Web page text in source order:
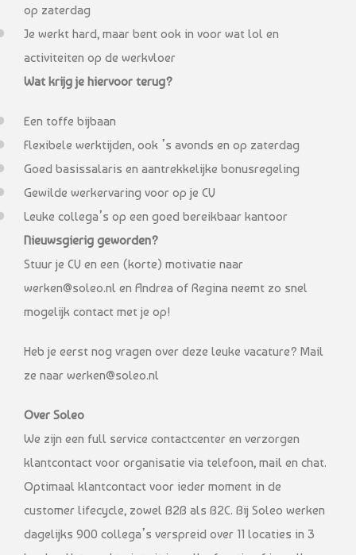
op zaterdag
Je werkt hard, maar bent ook in voor wat lol en
activiteiten op de werkvloer
Wat krijg je hiervoor terug?
Een toffe bijbaan
Flexibele werktijden, ook ’s avonds en op zaterdag
Goed basissalaris en aantrekkelijke bonusregeling
Gewilde werkervaring voor op je CV
Leuke collega’s op een goed bereikbaar kantoor
Nieuwsgierig geworden?
Stuur je CV en een (korte) motivatie naar
werken@soleo.nl en Andrea of Regina neemt zo snel
mogelijk contact met je op!
Heb je eerst nog vragen over deze leuke vacature? Mail
ze naar werken@soleo.nl
Over Soleo
We zijn een full service contactcenter en verzorgen
klantcontact voor organisatie via telefoon, mail en chat.
Optimaal klantcontact voor ieder moment in de
customer lifecycle, zowel B2B als B2C. Bij Soleo werken
dagelijks 900 collega’s verspreid over 11 locaties in 3